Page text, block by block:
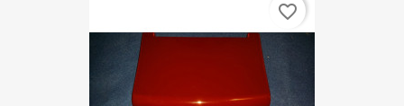
favorite_border